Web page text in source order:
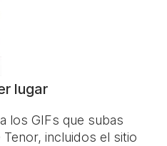
lugar
los GIFs que subas
incluidos el sitio